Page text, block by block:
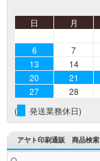
日 月
6
7
13
14
20
21
27
28
(
発送業務休日)
アヤト印刷通販 商品検索
検